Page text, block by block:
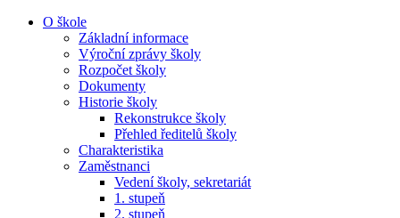
O škole
Základní informace
Výroční zprávy školy
Rozpočet školy
Dokumenty
Historie školy
Rekonstrukce školy
Přehled ředitelů školy
Charakteristika
Zaměstnanci
Vedení školy, sekretariát
1. stupeň
2. stupeň